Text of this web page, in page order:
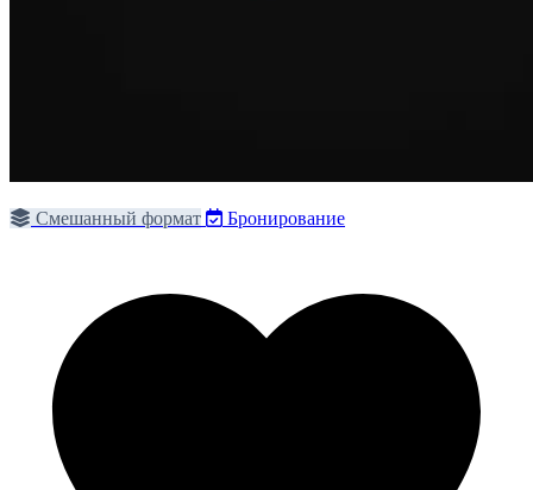
Смешанный формат Бронирование